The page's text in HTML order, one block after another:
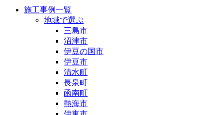
施工事例一覧
地域で選ぶ
三島市
沼津市
伊豆の国市
伊豆市
清水町
長泉町
函南町
熱海市